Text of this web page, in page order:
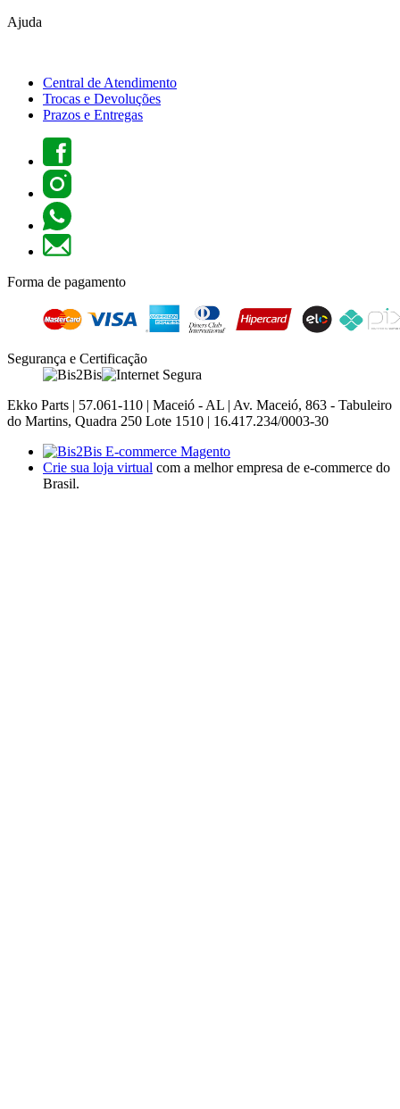
Ajuda
Central de Atendimento
Trocas e Devoluções
Prazos e Entregas
Forma de pagamento
Segurança e Certificação
Ekko Parts | 57.061-110 | Maceió - AL | Av. Maceió, 863 - Tabuleiro
do Martins, Quadra 250 Lote 1510 | 16.417.234/0003-30
Crie sua loja virtual com a melhor empresa de e-commerce do
Brasil.